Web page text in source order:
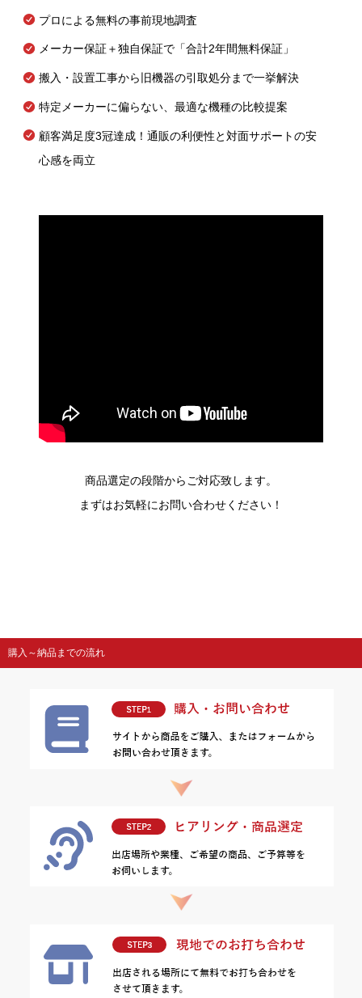
プロによる無料の事前現地調査
メーカー保証＋独自保証で「合計2年間無料保証」
搬入・設置工事から旧機器の引取処分まで一挙解決
特定メーカーに偏らない、最適な機種の比較提案
顧客満足度3冠達成！通販の利便性と対面サポートの安
心感を両立
商品選定の段階からご対応致します。
まずはお気軽にお問い合わせください！
購入～納品までの流れ